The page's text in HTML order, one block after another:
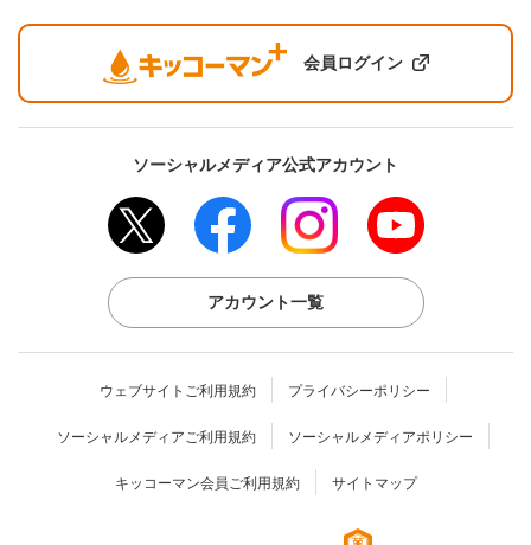
会員ログイン
ソーシャルメディア公式アカウント
アカウント一覧
ウェブサイトご利用規約 プライバシーポリシー
ソーシャルメディアご利用規約 ソーシャルメディアポリシー
キッコーマン会員ご利用規約 サイトマップ